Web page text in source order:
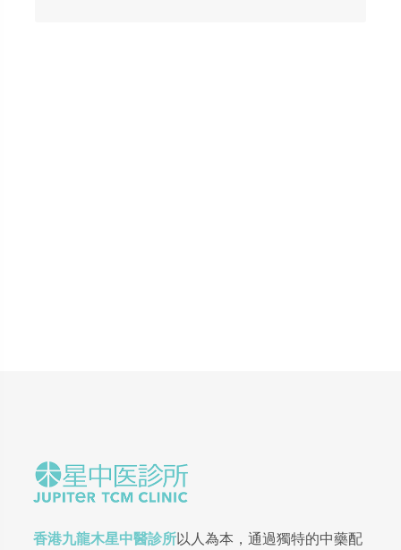
香港九龍木星中醫診所以人為本，通過獨特的中藥配